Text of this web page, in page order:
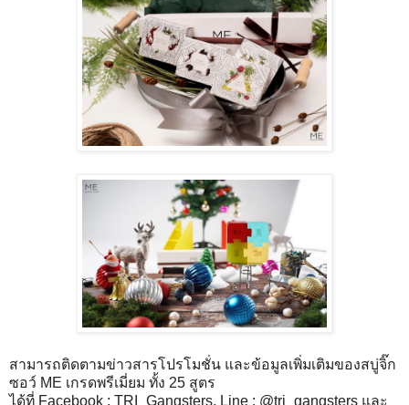
สามารถติดตามข่าวสารโปรโมชั่น และข้อมูลเพิ่มเติมของสบู่จิ๊ก
ซอว์ ME เกรดพรีเมี่ยม ทั้ง 25 สูตร
ได้ที่ Facebook : TRI_Gangsters, Line : @tri_gangsters และ